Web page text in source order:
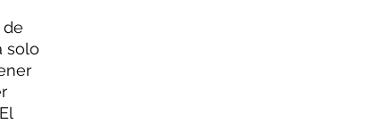
de
solo